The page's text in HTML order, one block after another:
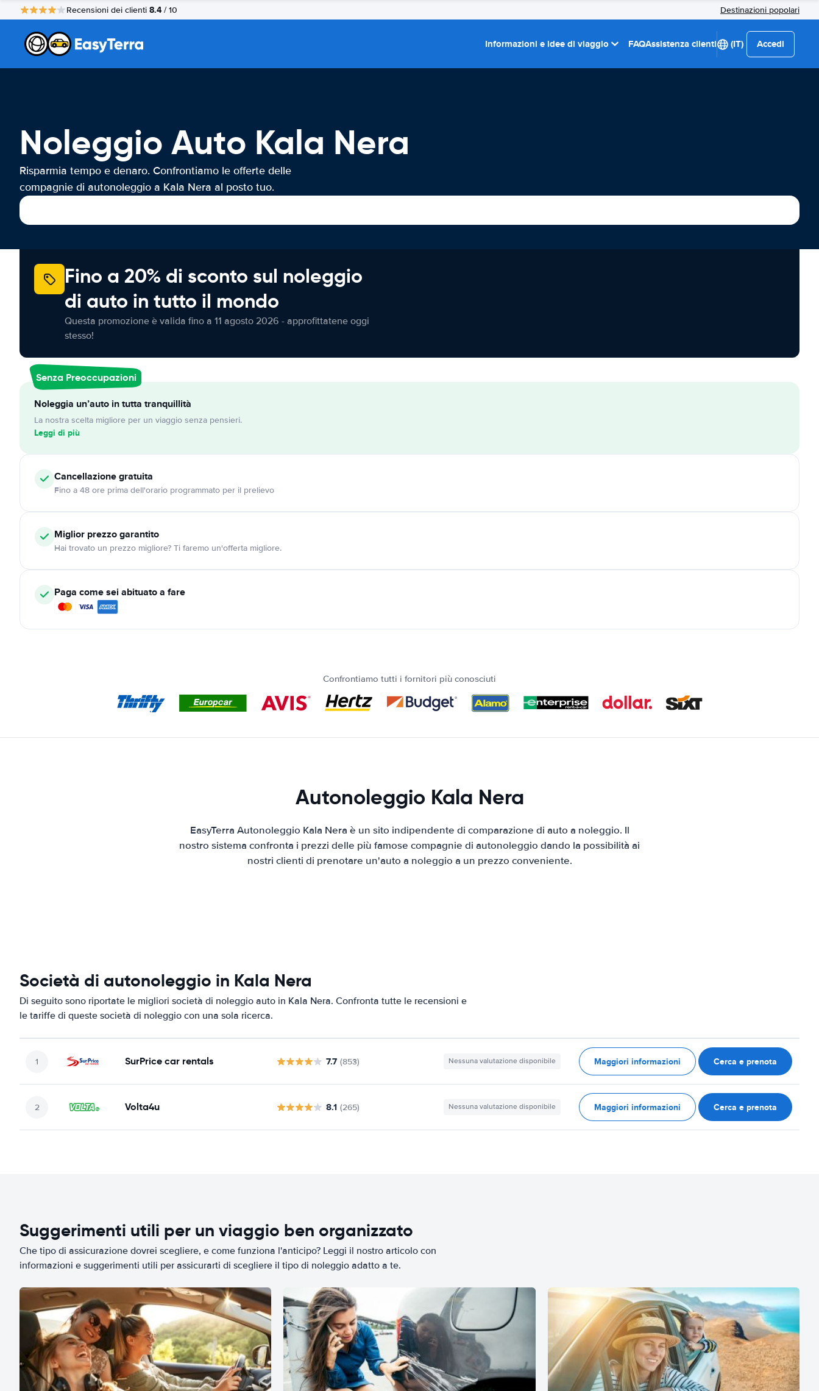
Recensioni dei clienti 8.4 / 10 Destinazioni popolari
Informazioni e idee di viaggio FAQAssistenza clienti (IT) Accedi
Noleggio Auto Kala Nera
Risparmia tempo e denaro. Confrontiamo le offerte delle
compagnie di autonoleggio a Kala Nera al posto tuo.
Fino a 20% di sconto sul noleggio
di auto in tutto il mondo
Questa promozione è valida fino a 11 agosto 2026 - approfittatene oggi
stesso!
Senza Preoccupazioni
Noleggia un’auto in tutta tranquillità
La nostra scelta migliore per un viaggio senza pensieri.
Leggi di più
Cancellazionegratuita
Fino a 48 ore prima dell'orario programmato per il prelievo
Miglior prezzo garantito
Hai trovato un prezzo migliore? Ti faremo un'offerta migliore.
Paga come sei abituato a fare
Confrontiamo tutti i fornitori più conosciuti
Autonoleggio Kala Nera
EasyTerra Autonoleggio Kala Nera è un sito indipendente di comparazione di auto a noleggio. Il
nostro sistema confronta i prezzi delle più famose compagnie di autonoleggio dando la possibilità ai
nostri clienti di prenotare un'auto a noleggio a un prezzo conveniente.
Società di autonoleggio in Kala Nera
Di seguito sono riportate le migliori società di noleggio auto in Kala Nera. Confronta tutte le recensioni e
le tariffe di queste società di noleggio con una sola ricerca.
SurPrice car rentals 7.7 (853) Nessuna valutazione disponibile Maggiori informazioni Cerca e prenota
Volta4u 8.1 (265) Nessuna valutazione disponibile Maggiori informazioni Cerca e prenota
Suggerimenti utili per un viaggio ben organizzato
Che tipo di assicurazione dovrei scegliere, e come funziona l'anticipo? Leggi il nostro articolo con
informazioni e suggerimenti utili per assicurarti di scegliere il tipo di noleggio adatto a te.